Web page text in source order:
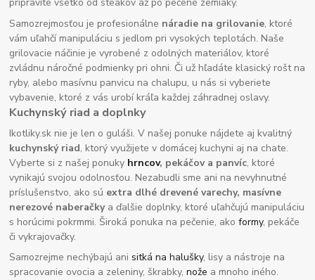
Samozrejmosťou je profesionálne náradie na grilovanie, ktoré
vám uľahčí manipuláciu s jedlom pri vysokých teplotách. Naše
grilovacie náčinie je vyrobené z odolných materiálov, ktoré
zvládnu náročné podmienky pri ohni. Či už hľadáte klasický rošt na
ryby, alebo masívnu panvicu na chalupu, u nás si vyberiete
vybavenie, ktoré z vás urobí kráľa každej záhradnej oslavy.
Kuchynský riad a doplnky
Ikotliky.sk nie je len o guláši. V našej ponuke nájdete aj kvalitný
kuchynský riad, ktorý využijete v domácej kuchyni aj na chate.
Vyberte si z našej ponuky hrncov, pekáčov a panvíc, ktoré
vynikajú svojou odolnosťou. Nezabudli sme ani na nevyhnutné
príslušenstvo, ako sú extra dlhé drevené varechy, masívne
nerezové naberačkya ďalšie doplnky, ktoré uľahčujú manipuláciu
s horúcimi pokrmmi. Široká ponuka na pečenie, akoformy, pekáče
či vykrajovačky.
Samozrejme nechýbajú anisitká na halušky, lisy a nástroje na
spracovanie ovocia a zeleniny, škrabky,nože a mnoho iného.